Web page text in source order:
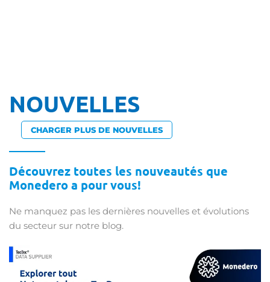
NOUVELLES
CHARGER PLUS DE NOUVELLES
Découvrez toutes les nouveautés que
Monedero a pour vous!
Ne manquez pas les dernières nouvelles et évolutions
du secteur sur notre blog.